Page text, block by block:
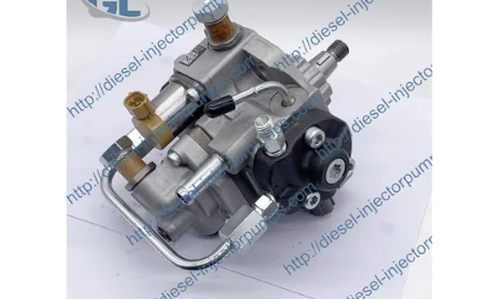
POLITIQUE
CONFIDENTIALITÉ